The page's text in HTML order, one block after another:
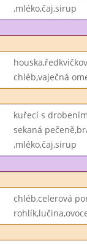
,mléko,čaj,sirup
chléb,vaječná
kuřecí s
sekaná
,mléko,čaj,sirup
chléb,celerová